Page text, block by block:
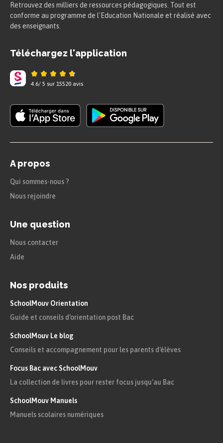
Retrouvez des milliers de ressources pédagogiques. Tout est
conforme au programme de l'Education Nationale et réalisé avec
des enseignants.
Téléchargez l'application
4.6/ 5 sur 15520 avis
A propos
Qui sommes-nous ?
Nous rejoindre
Une question
Nous contacter
Aide
Nos produits
SchoolMouv Orientation
Guide et conseils d'orientation post Bac
SchoolMouv Le blog
Conseils et accompagnement pour les parents d'élèves
Focus Bac avec SchoolMouv
La collection de livres pour rester focus jusqu'au Bac
SchoolMouv Manuels
Manuels scolaires numériques